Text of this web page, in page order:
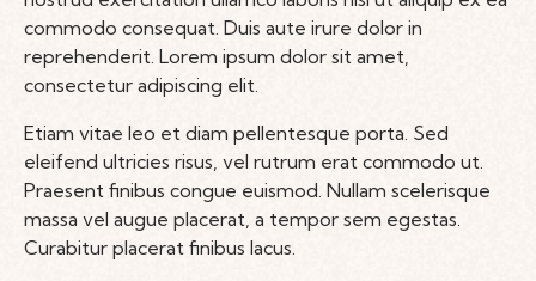
commodo consequat. Duis aute irure dolor in
reprehenderit. Lorem ipsum dolor sit amet,
consectetur adipiscing elit.
Etiam vitae leo et diam pellentesque porta. Sed
eleifend ultricies risus, vel rutrum erat commodo ut.
Praesent finibus congue euismod. Nullam scelerisque
massa vel augue placerat, a tempor sem egestas.
Curabitur placerat finibus lacus.